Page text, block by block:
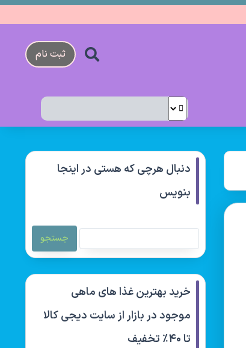
ثبت نام
دنبال هرچی که هستی در اینجا
بنویس
خرید بهترین غذا های ماهی
موجود در بازار از سایت دیجی کالا
تا ۴۰٪ تخفیف